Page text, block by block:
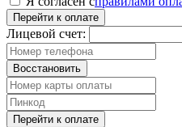
Перейти к оплате
Лицевой счет:
Восстановить
Перейти к оплате